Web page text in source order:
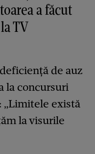
a făcut
TV